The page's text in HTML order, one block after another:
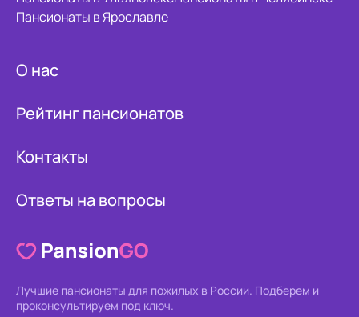
Пансионаты в Ярославле
О нас
Рейтинг пансионатов
Контакты
Ответы на вопросы
Лучшие пансионаты для пожилых в России. Подберем и
проконсультируем под ключ.